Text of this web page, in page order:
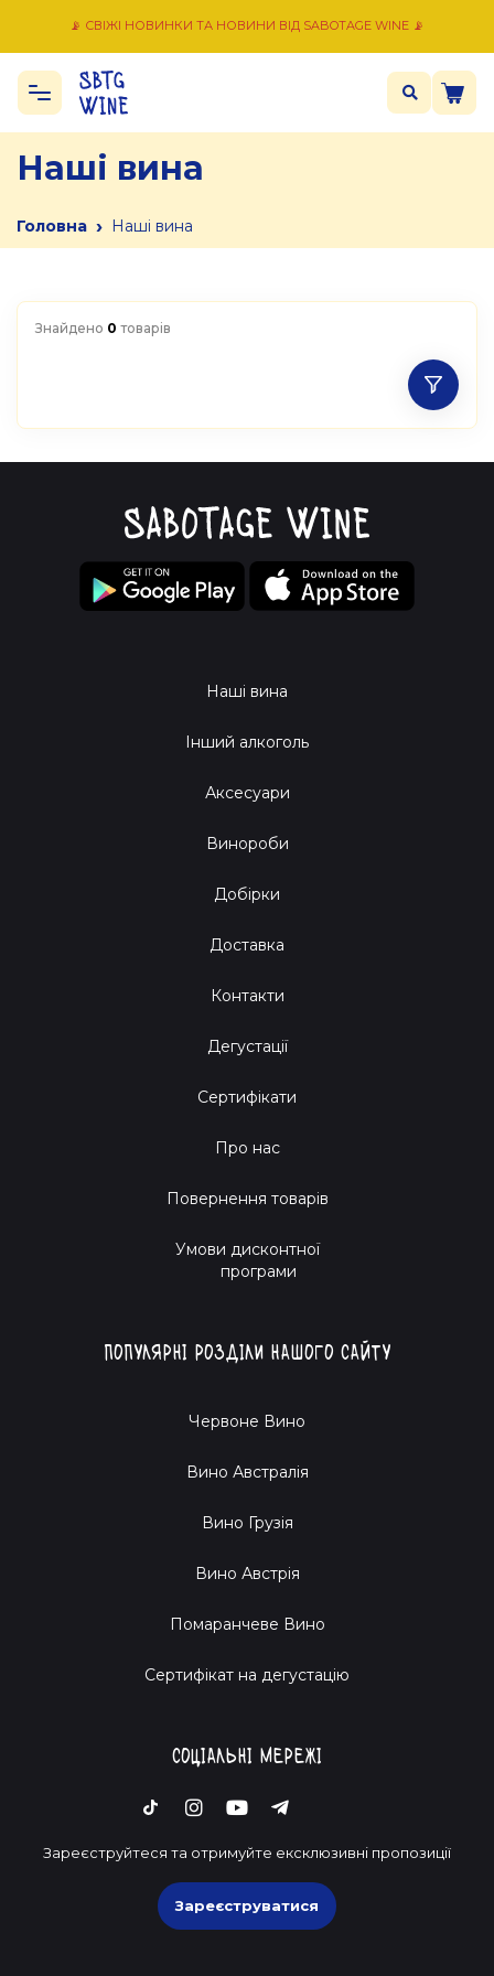
📡 СВІЖІ НОВИНКИ ТА НОВИНИ ВІД SABOTAGE WINE 📡
Наші вина
Головна › Наші вина
Знайдено 0 товарів
Наші вина
Інший алкоголь
Аксесуари
Винороби
Добірки
Доставка
Контакти
Дегустації
Сертифікати
Про нас
Повернення товарів
Умови дисконтної
програми
Популярні розділи нашого сайту
Червоне Вино
Вино Австралія
Вино Грузія
Вино Австрія
Помаранчеве Вино
Cертифікат на дегустацію
Соціальні мережі
Зареєструйтеся та отримуйте ексклюзивні пропозиції
Зареєструватися